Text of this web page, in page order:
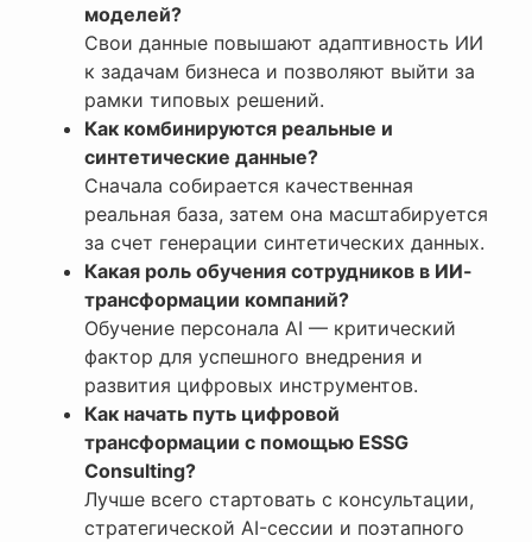
моделей?
Свои данные повышают адаптивность ИИ
к задачам бизнеса и позволяют выйти за
рамки типовых решений.
Как комбинируются реальные и
синтетические данные?
Сначала собирается качественная
реальная база, затем она масштабируется
за счет генерации синтетических данных.
Какая роль обучения сотрудников в ИИ-
трансформации компаний?
Обучение персонала AI — критический
фактор для успешного внедрения и
развития цифровых инструментов.
Как начать путь цифровой
трансформации с помощью ESSG
Consulting?
Лучше всего стартовать с консультации,
стратегической AI-сессии и поэтапного